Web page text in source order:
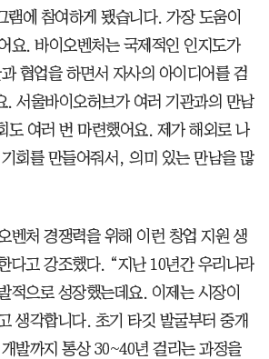
램에 참여하게 됐습니다. 가장 도움이
요. 바이오벤처는 국제적인 인지도가
협업을 하면서 자사의 아이디어를 검
. 서울바이오허브가 여러 기관과의 만남
도 여러 번 마련했어요. 제가 해외로 나
회를 만들어줘서, 의미 있는 만남을 많
벤처 경쟁력을 위해 이런 창업 지원 생
다고 강조했다. “지난 10년간 우리나라
적으로 성장했는데요. 이제는 시장이
생각합니다. 초기 타깃 발굴부터 중개
발까지 통상 30~40년 걸리는 과정을